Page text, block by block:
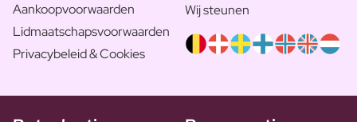
Aankoopvoorwaarden
Lidmaatschapsvoorwaarden
Privacybeleid & Cookies
Wij steunen